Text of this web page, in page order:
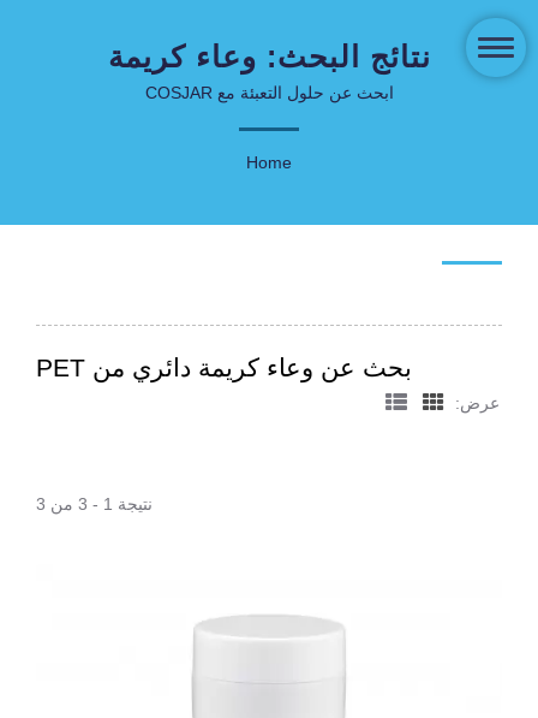
نتائج البحث: وعاء كريمة
دائري من PET تعبئة
مستحضرات التجميل
ابحث عن حلول التعبئة مع COSJAR
Home
بحث عن وعاء كريمة دائري من PET
عرض:
نتيجة 1 - 3 من 3